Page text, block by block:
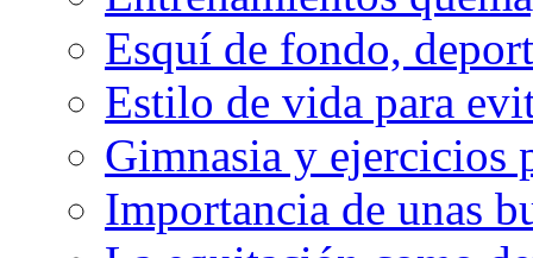
Esquí de fondo,
Estilo de vida para
Gimnasia y ejercicios
Importancia de unas